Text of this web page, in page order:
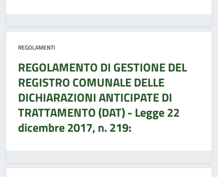
REGOLAMENTI
REGOLAMENTO DI GESTIONE DEL
REGISTRO COMUNALE DELLE
DICHIARAZIONI ANTICIPATE DI
TRATTAMENTO (DAT) - Legge 22
dicembre 2017, n. 219: